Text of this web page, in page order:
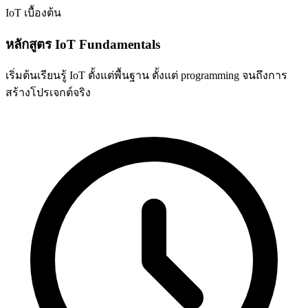
IoT เบื้องต้น
หลักสูตร IoT Fundamentals
เริ่มต้นเรียนรู้ IoT ตั้งแต่พื้นฐาน ตั้งแต่ programming จนถึงการ
สร้างโปรเจกต์จริง